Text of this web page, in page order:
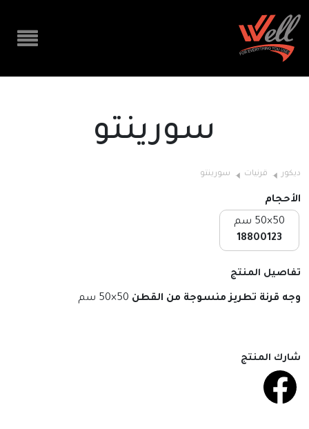
سورينتو
ديكور قرنيات سورينتو
الأحجام
50×50 سم
18800123
تفاصيل المنتج
وجه قرنة تطريز منسوجة من القطن 50×50 سم
شارك المنتج